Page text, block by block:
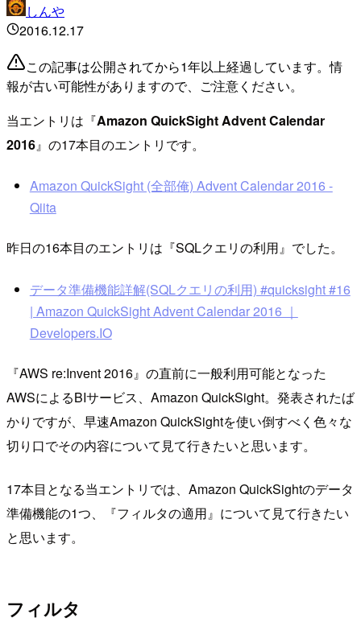
しんや
2016.12.17
この記事は公開されてから1年以上経過しています。情
報が古い可能性がありますので、ご注意ください。
当エントリは『Amazon QuickSight Advent Calendar
2016』の17本目のエントリです。
Amazon QuickSight (全部俺) Advent Calendar 2016 -
Qiita
昨日の16本目のエントリは『SQLクエリの利用』でした。
データ準備機能詳解(SQLクエリの利用) #quicksight #16
| Amazon QuickSight Advent Calendar 2016 ｜
Developers.IO
『AWS re:Invent 2016』の直前に一般利用可能となった
AWSによるBIサービス、Amazon QuickSight。発表されたば
かりですが、早速Amazon QuickSightを使い倒すべく色々な
切り口でその内容について見て行きたいと思います。
17本目となる当エントリでは、Amazon QuickSightのデータ
準備機能の1つ、『フィルタの適用』について見て行きたい
と思います。
フィルタ